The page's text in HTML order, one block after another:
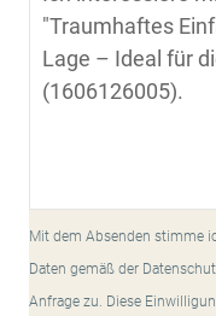
Mit dem Absenden stimme
Daten gemäß der
Anfrage zu. Diese